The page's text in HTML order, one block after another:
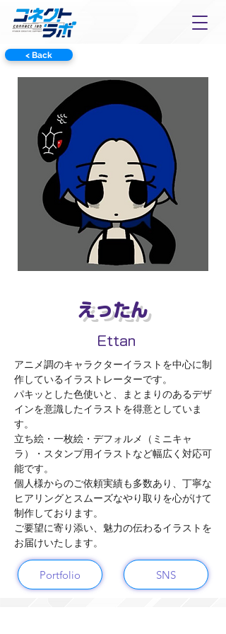
< Back
えったん
Ettan
アニメ調のキャラクターイラストを中心に制
作しているイラストレーターです。
パキッとした色使いと、まとまりのあるデザ
インを意識したイラストを得意としていま
す。
立ち絵・一枚絵・デフォルメ（ミニキャ
ラ）・スタンプ用イラストなど幅広く対応可
能です。
個人様からのご依頼実績も多数あり、丁寧な
ヒアリングとスムーズなやり取りを心がけて
制作しております。
ご要望に寄り添い、魅力の伝わるイラストを
お届けいたします。
Portfolio SNS